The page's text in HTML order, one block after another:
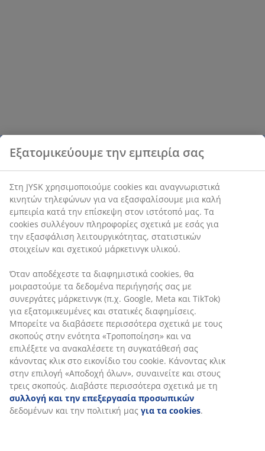
Εξατομικεύουμε την εμπειρία σας
Στη JYSK χρησιμοποιούμε cookies και αναγνωριστικά
κινητών τηλεφώνων για να εξασφαλίσουμε μια καλή
εμπειρία κατά την επίσκεψη στον ιστότοπό μας. Τα
cookies συλλέγουν πληροφορίες σχετικά με εσάς για
την εξασφάλιση λειτουργικότητας, στατιστικών
στοιχείων και σχετικού μάρκετινγκ υλικού.
Όταν αποδέχεστε τα διαφημιστικά cookies, θα
μοιραστούμε τα δεδομένα περιήγησής σας με
συνεργάτες μάρκετινγκ (π.χ. Google, Meta και TikTok)
για εξατομικευμένες και στατικές διαφημίσεις.
Μπορείτε να διαβάσετε περισσότερα σχετικά με τους
σκοπούς στην ενότητα «Τροποποίηση» και να
επιλέξετε να ανακαλέσετε τη συγκατάθεσή σας
κάνοντας κλικ στο εικονίδιο του cookie. Κάνοντας κλικ
στην επιλογή «Αποδοχή όλων», συναινείτε και στους
τρεις σκοπούς. Διαβάστε περισσότερα σχετικά με τη
συλλογή και την επεξεργασία προσωπικών
δεδομένων και την πολιτική μας για τα cookies.